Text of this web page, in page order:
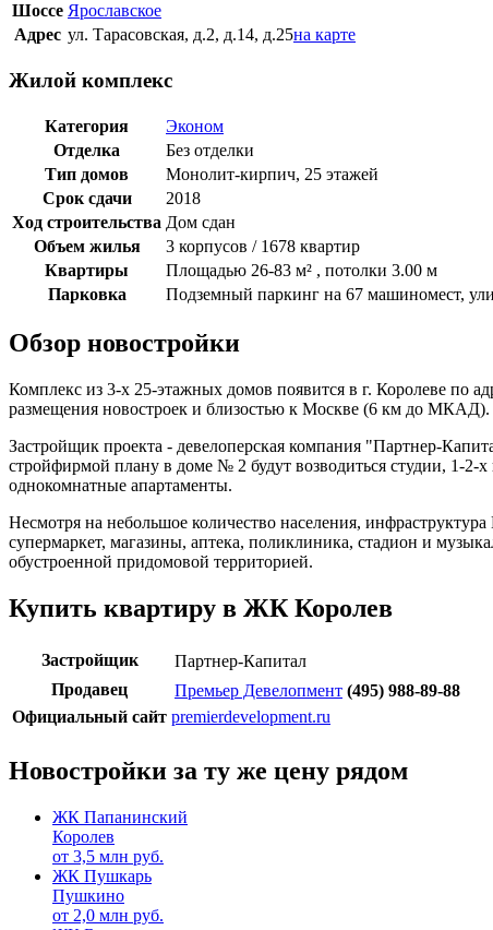
Шоссе Ярославское
Адрес ул. Тарасовская, д.2, д.14, д.25на карте
Жилой комплекс
Категория
Эконом
Отделка
Без отделки
Тип домов
Монолит-кирпич, 25 этажей
Срок сдачи
2018
Ход строительства Дом сдан
Объем жилья
3 корпусов / 1678 квартир
Квартиры
Площадью 26-83 м² , потолки 3.00 м
Парковка
Подземный паркинг на 67 машиномест,
Обзор новостройки
Комплекс из 3-х 25-этажных домов появится в г. Королеве по
размещения новостроек и близостью к Москве (6 км до МКАД).
Застройщик проекта - девелоперская компания "Партнер-
стройфирмой плану в доме № 2 будут возводиться студии, 1-2-
однокомнатные апартаменты.
Несмотря на небольшое количество населения,
супермаркет, магазины, аптека, поликлиника, стадион и
обустроенной придомовой территорией.
Купить квартиру в ЖК Королев
Застройщик
Партнер-Капитал
Продавец
Премьер Девелопмент (495) 988-89-88
Официальный сайт premierdevelopment.ru
Новостройки за ту же цену рядом
ЖК Папанинский
Королев
от 3,5 млн руб.
ЖК Пушкарь
Пушкино
от 2,0 млн руб.